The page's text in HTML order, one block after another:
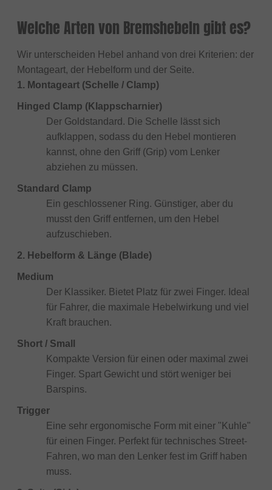
Welche Arten von Bremshebeln gibt es?
Wir unterscheiden Hebel anhand von drei Kriterien: der
Montageart, der Hebelform und der Seite.
1. Montageart (Schelle / Clamp)
Hinged Clamp (Klappscharnier)
Der Goldstandard. Die Schelle lässt sich
aufklappen, sodass du den Hebel montieren
kannst, ohne den Griff (Grip) vom Lenker
abziehen zu müssen.
Standard Clamp
Ein geschlossener Ring. Günstiger, aber du
musst den Griff entfernen, um den Hebel
aufzuschieben.
2. Hebelform & Länge (Blade)
Medium
Der Klassiker. Bietet Platz für zwei Finger. Ideal
für Fahrer, die maximale Hebelwirkung und viel
Kraft brauchen.
Short / Small
Kompakte Version für einen oder maximal zwei
Finger. Spart Gewicht und stört weniger bei
Barspins.
Trigger
Eine sehr ergonomische Form mit einer "Kuhle"
für einen Finger. Perfekt für technisches Street-
Fahren, wo man den Lenker fest im Griff haben
muss.